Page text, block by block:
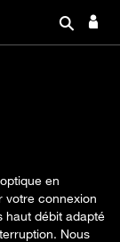
en
votre connexion
haut débit adapté
Nous